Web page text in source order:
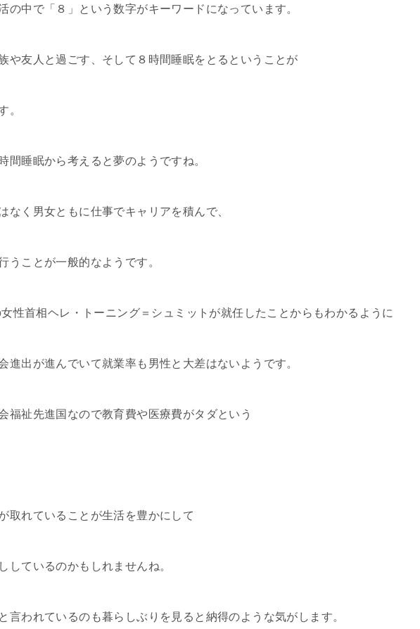
の中で「８」という数字がキーワードになっています。
や友人と過ごす、そして８時間睡眠をとるということが
。
間睡眠から考えると夢のようですね。
なく男女ともに仕事でキャリアを積んで、
うことが一般的なようです。
性首相ヘレ・トーニング＝シュミットが就任したことからもわかるように
進出が進んでいて就業率も男性と大差はないようです。
福祉先進国なので教育費や医療費がタダという
取れていることが生活を豊かにして
しているのかもしれませんね。
言われているのも暮らしぶりを見ると納得のような気がします。